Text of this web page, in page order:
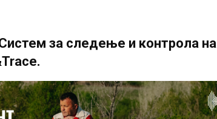
за следење и контрола на